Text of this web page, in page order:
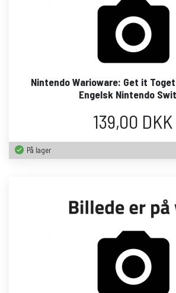
Nintendo Warioware: Get it
Engelsk Nintendo
139,00 DKK
På lager